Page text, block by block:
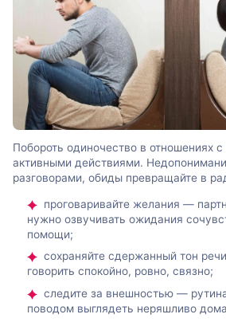
Побороть одиночество в отношениях
активными действиями.
разговорами, обиды превращайте в
проговаривайте желания —
нужно озвучивать ожидания
помощи;
сохраняйте сдержанный тон
говорить спокойно, ровно, связно;
следите за внешностью —
поводом выглядеть неряшливо